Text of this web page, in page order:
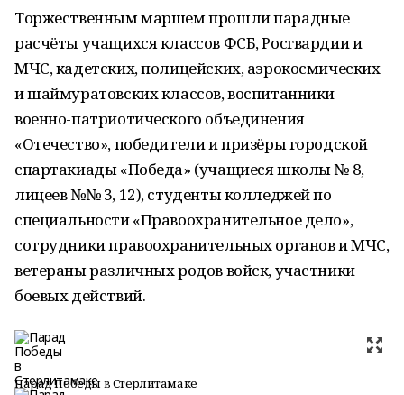
Торжественным маршем прошли парадные
расчёты учащихся классов ФСБ, Росгвардии и
МЧС, кадетских, полицейских, аэрокосмических
и шаймуратовских классов, воспитанники
военно-патриотического объединения
«Отечество», победители и призёры городской
спартакиады «Победа» (учащиеся школы № 8,
лицеев №№ 3, 12), студенты колледжей по
специальности «Правоохранительное дело»,
сотрудники правоохранительных органов и МЧС,
ветераны различных родов войск, участники
боевых действий.
Парад Победы в Стерлитамаке